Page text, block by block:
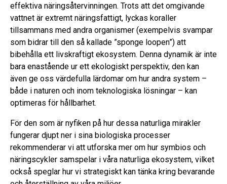
effektiva näringsåtervinningen. Trots att det omgivande
vattnet är extremt näringsfattigt, lyckas koraller
tillsammans med andra organismer (exempelvis svampar
som bidrar till den så kallade ”sponge loopen”) att
bibehålla ett livskraftigt ekosystem. Denna dynamik är inte
bara enastående ur ett ekologiskt perspektiv, den kan
även ge oss värdefulla lärdomar om hur andra system –
både i naturen och inom teknologiska lösningar – kan
optimeras för hållbarhet.
För den som är nyfiken på hur dessa naturliga mirakler
fungerar djupt ner i sina biologiska processer
rekommenderar vi att utforska mer om hur symbios och
näringscykler samspelar i våra naturliga ekosystem, vilket
också speglar hur vi strategiskt kan tänka kring bevarande